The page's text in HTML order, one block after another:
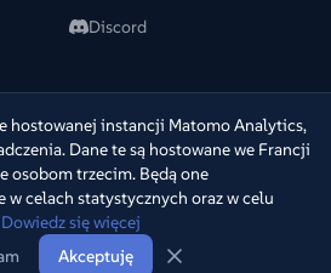
Discord
prawa zastrzeżone.─Opracowane
· 29 lip 2026, 17:21
hostowanej instancji Matomo Analytics,
Dane te są hostowane we Francji
osobom trzecim. Będą one
w celach statystycznych oraz w celu
Dowiedz się więcej
Akceptuję